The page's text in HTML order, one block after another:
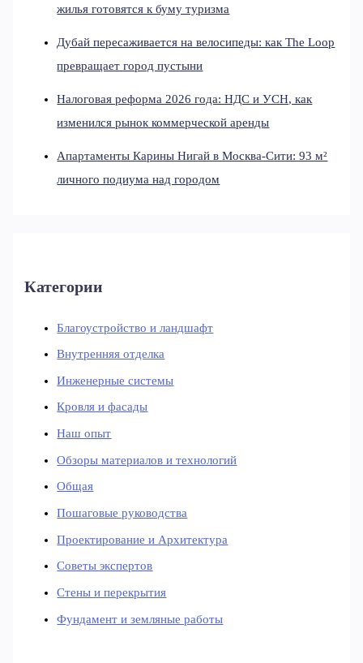
жилья готовятся к буму туризма
Дубай пересаживается на велосипеды: как The Loop
превращает город пустыни
Налоговая реформа 2026 года: НДС и УСН, как
изменился рынок коммерческой аренды
Апартаменты Карины Нигай в Москва-Сити: 93 м²
личного подиума над городом
Категории
Благоустройство и ландшафт
Внутренняя отделка
Инженерные системы
Кровля и фасады
Наш опыт
Обзоры материалов и технологий
Общая
Пошаговые руководства
Проектирование и Архитектура
Советы экспертов
Стены и перекрытия
Фундамент и земляные работы